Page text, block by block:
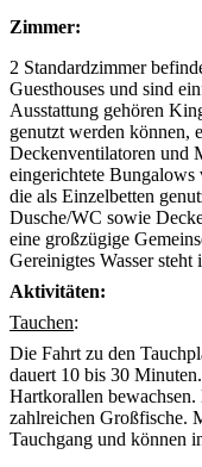
Zimmer:
2 Standardzimmer
Guesthouses und sind
Ausstattung gehören
genutzt werden können,
Deckenventilatoren und
eingerichtete Bungalows
die als Einzelbetten
Dusche/WC sowie
eine großzügige
Gereinigtes Wasser
Aktivitäten:
Tauchen:
Die Fahrt zu den
dauert 10 bis 30
Hartkorallen
zahlreichen Großfische.
Tauchgang und können